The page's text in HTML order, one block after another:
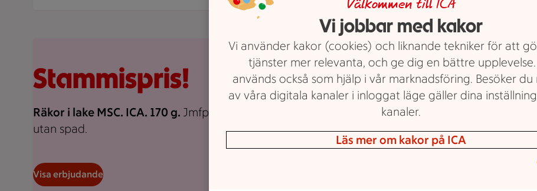
Stammispris!
Räkor i lake MSC. ICA. 170 g. Jmfpris 176:47/kg
utan spad.
Visa erbjudande
Välkommen till ICA
Vi jobbar med kakor
Vi använder kakor (cookies) och liknande tekniker för att
tjänster mer relevanta, och ge dig en bättre upplevelse.
används också som hjälp i vår marknadsföring. Besöker du
av våra digitala kanaler i inloggat läge gäller dina
kanaler.
Läs mer om kakor på ICA